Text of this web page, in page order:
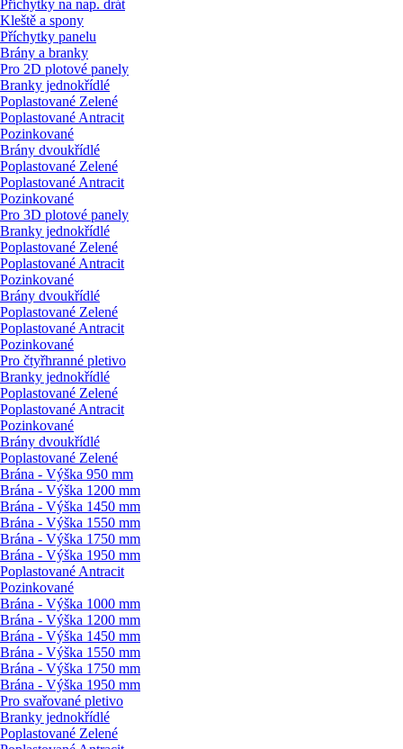
Příchytky na nap. drát
Kleště a spony
Příchytky panelu
Brány a branky
Pro 2D plotové panely
Branky jednokřídlé
Poplastované Zelené
Poplastované Antracit
Pozinkované
Brány dvoukřídlé
Poplastované Zelené
Poplastované Antracit
Pozinkované
Pro 3D plotové panely
Branky jednokřídlé
Poplastované Zelené
Poplastované Antracit
Pozinkované
Brány dvoukřídlé
Poplastované Zelené
Poplastované Antracit
Pozinkované
Pro čtyřhranné pletivo
Branky jednokřídlé
Poplastované Zelené
Poplastované Antracit
Pozinkované
Brány dvoukřídlé
Poplastované Zelené
Brána - Výška 950 mm
Brána - Výška 1200 mm
Brána - Výška 1450 mm
Brána - Výška 1550 mm
Brána - Výška 1750 mm
Brána - Výška 1950 mm
Poplastované Antracit
Pozinkované
Brána - Výška 1000 mm
Brána - Výška 1200 mm
Brána - Výška 1450 mm
Brána - Výška 1550 mm
Brána - Výška 1750 mm
Brána - Výška 1950 mm
Pro svařované pletivo
Branky jednokřídlé
Poplastované Zelené